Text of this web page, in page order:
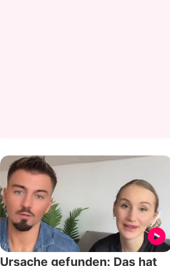
Ursache gefunden: Das hat